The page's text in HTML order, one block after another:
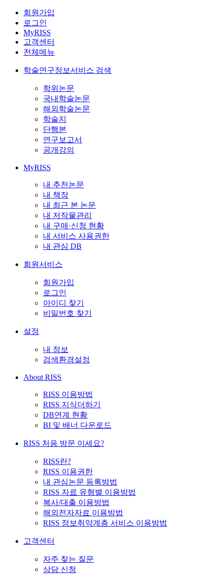
회원가입
로그인
MyRISS
고객센터
전체메뉴
학술연구정보서비스 검색
학위논문
국내학술논문
해외학술논문
학술지
단행본
연구보고서
공개강의
MyRISS
내 추천논문
내 책장
내 최근 본 논문
내 저작물관리
내 구매·신청 현황
내 서비스 사용권한
내 관심 DB
회원서비스
회원가입
로그인
아이디 찾기
비밀번호 찾기
설정
내 정보
검색환경설정
About RISS
RISS 이용방법
RISS 지식더하기
DB연계 현황
BI 및 배너 다운로드
RISS 처음 방문 이세요?
RISS란?
RISS 이용권한
내 관심논문 등록방법
RISS 자료 유형별 이용방법
복사/대출 이용방법
해외전자자료 이용방법
RISS 정보취약계층 서비스 이용방법
고객센터
자주 찾는 질문
상담 신청